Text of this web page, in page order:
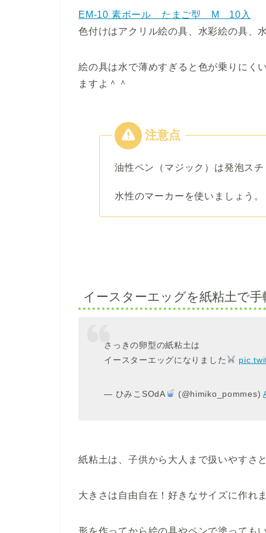
EM-10 素ボール たまご型 M 10入
色付けはアクリル絵の具、水彩絵の具、
絵の具は水で薄めすぎると色が乗りにく
ますよ＾＾
油性ペン（マジック）は発泡ス
水性のマーカーを使いましょう。
イースターエッグを紙粘土で手
さっきの卵型の紙粘土は
イースターエッグになりました
— ひみこSOdA (@himiko_pommes)
紙粘土は、子供から大人まで扱いやすさ
大きさは自由自在！好きなサイズに作れ
形を作ってから絵の具やペンで塗っても